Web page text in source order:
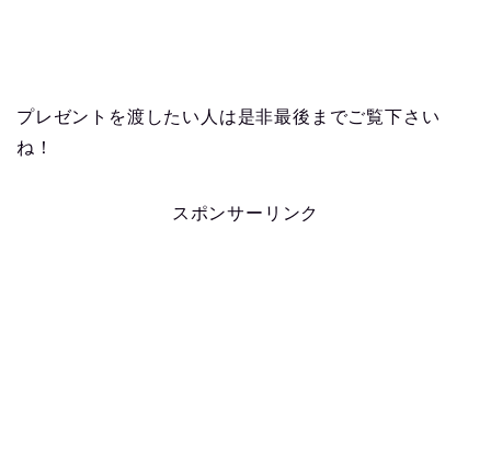
プレゼントを渡したい人は是非最後までご覧下さい
ね！
スポンサーリンク